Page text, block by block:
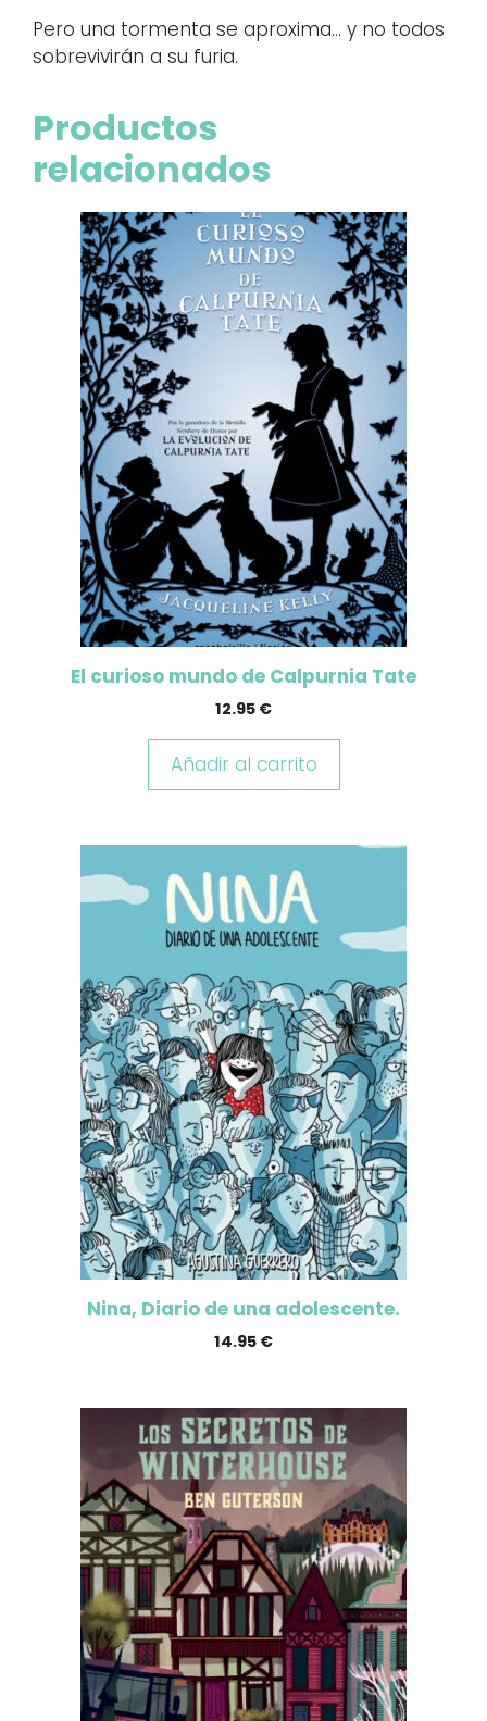
Pero una tormenta se aproxima… y no todos
sobrevivirán a su furia.
Productos
relacionados
El curioso mundo de Calpurnia Tate
12.95 €
Añadir al carrito
Nina, Diario de una adolescente.
14.95 €